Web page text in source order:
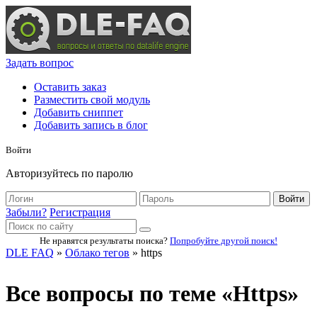
Задать вопрос
Оставить заказ
Разместить свой модуль
Добавить сниппет
Добавить запись в блог
Войти
Авторизуйтесь по паролю
Войти
Забыли? Регистрация
Не нравятся результаты поиска? Попробуйте другой поиск!
DLE FAQ » Облако тегов » https
Все вопросы по теме «Https»